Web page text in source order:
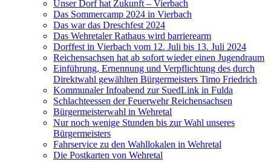
Unser Dorf hat Zukunft – Vierbach
Das Sommercamp 2024 in Vierbach
Das war das Dreschfest 2024
Das Wehretaler Rathaus wird barrierearm
Dorffest in Vierbach vom 12. Juli bis 13. Juli 2024
Reichensachsen hat ab sofort wieder einen Jugendraum
Einführung, Ernennung und Verpflichtung des durch
Direktwahl gewählten Bürgermeisters Timo Friedrich
Kommunaler Infoabend zur SuedLink in Fulda
Schlachteessen der Feuerwehr Reichensachsen
Bürgermeisterwahl in Wehretal
Nur noch wenige Stunden bis zur Wahl unseres
Bürgermeisters
Fahrservice zu den Wahllokalen in Wehretal
Die Postkarten von Wehretal